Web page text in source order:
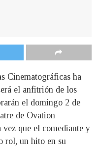
Cinematográficas ha
el anfitrión de los
el domingo 2 de
de Ovation
que el comediante y
rol, un hito en su